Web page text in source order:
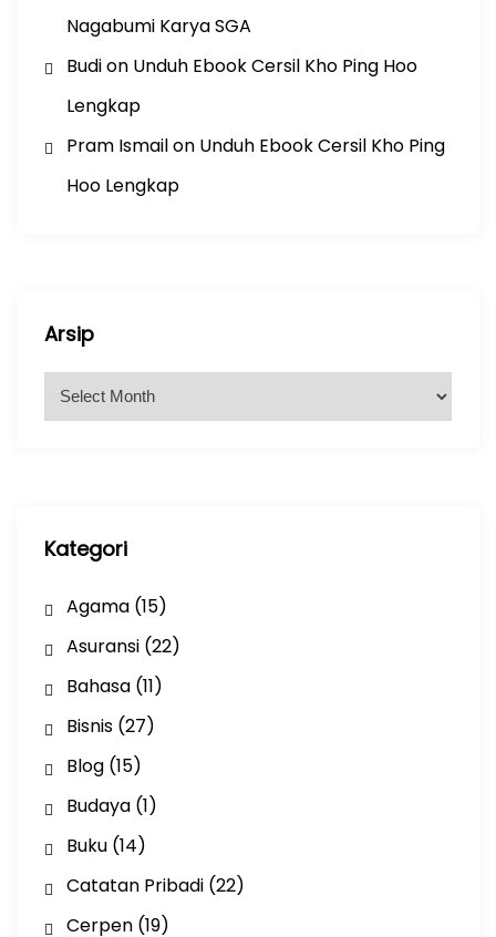
Nagabumi Karya SGA
Budion Unduh Ebook Cersil Kho Ping Hoo
Lengkap
Pram Ismailon Unduh Ebook Cersil Kho Ping
Hoo Lengkap
Arsip
Kategori
Agama(15)
Asuransi(22)
Bahasa(11)
Bisnis(27)
Blog(15)
Budaya(1)
Buku(14)
Catatan Pribadi(22)
Cerpen(19)